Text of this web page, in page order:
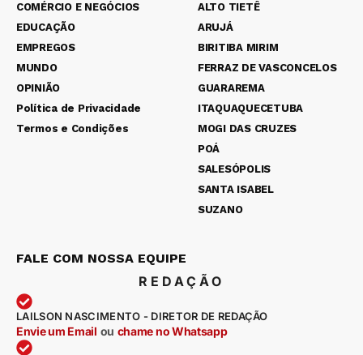
COMÉRCIO E NEGÓCIOS
EDUCAÇÃO
EMPREGOS
MUNDO
OPINIÃO
Política de Privacidade
Termos e Condições
ALTO TIETÊ
ARUJÁ
BIRITIBA MIRIM
FERRAZ DE VASCONCELOS
GUARAREMA
ITAQUAQUECETUBA
MOGI DAS CRUZES
POÁ
SALESÓPOLIS
SANTA ISABEL
SUZANO
FALE COM NOSSA EQUIPE
REDAÇÃO
LAILSON NASCIMENTO - DIRETOR DE REDAÇÃO
Envie um Email ou chame no Whatsapp